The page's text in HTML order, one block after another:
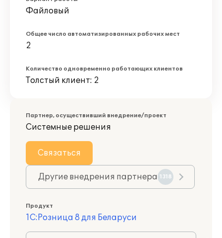
Файловый
Общее число автоматизированных рабочих мест
2
Количество одновременно работающих клиентов
Толстый клиент: 2
Партнер, осуществивший внедрение/проект
Системные решения
Связаться
Другие внедрения партнера 1318
Продукт
1С:Розница 8 для Беларуси